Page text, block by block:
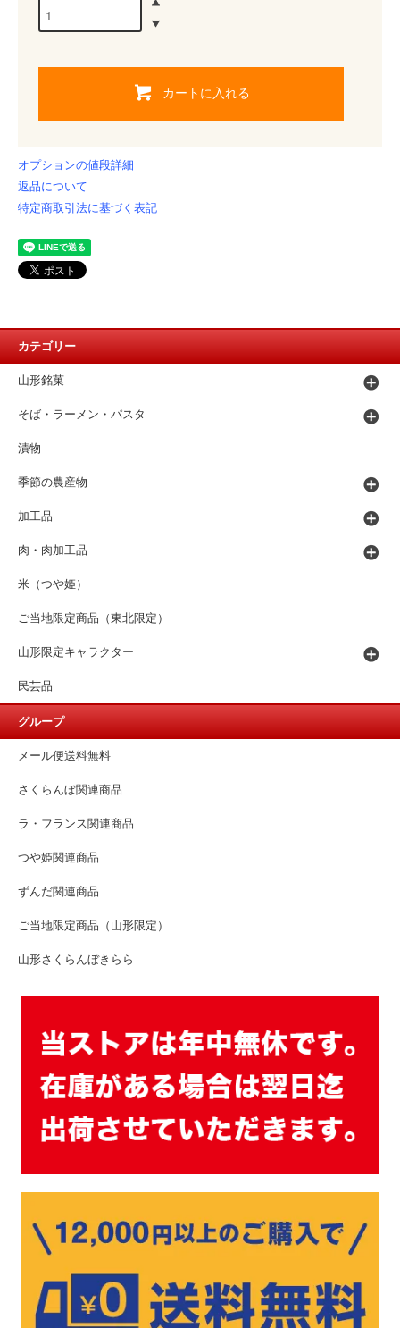
カートに入れる
オプションの値段詳細
返品について
特定商取引法に基づく表記
カテゴリー
山形銘菓
そば・ラーメン・パスタ
漬物
季節の農産物
加工品
肉・肉加工品
米（つや姫）
ご当地限定商品（東北限定）
山形限定キャラクター
民芸品
グループ
メール便送料無料
さくらんぼ関連商品
ラ・フランス関連商品
つや姫関連商品
ずんだ関連商品
ご当地限定商品（山形限定）
山形さくらんぼきらら